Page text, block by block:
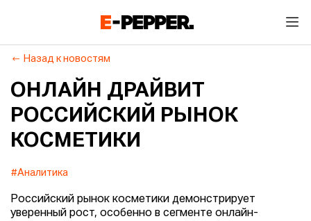
Назад к новостям
ОНЛАЙН ДРАЙВИТ
РОССИЙСКИЙ РЫНОК
КОСМЕТИКИ
#Аналитика
Российский рынок косметики демонстрирует
уверенный рост, особенно в сегменте онлайн-